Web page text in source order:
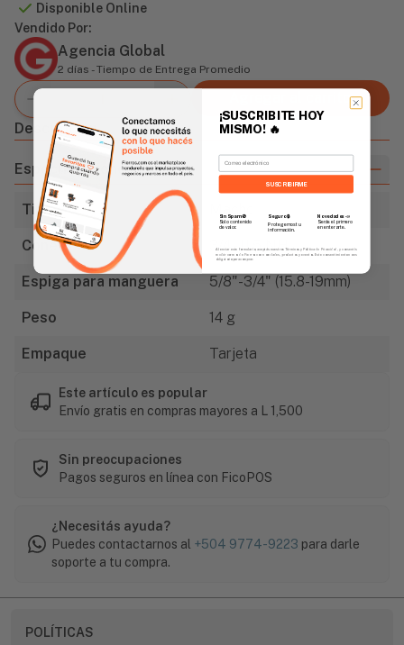
Disponible Online
Vendido Por:
Agencia Global
2 días - Tiempo de Entrega Promedio
Agregar al carrito
Descripción
Especificaciones
Tipo
Conexión 3/4 - 11.5 NH
Espiga para manguera 5/8"-3/4" (15.8-19mm)
Peso 14 g
Empaque Tarjeta
Este artículo es popular
Envío gratis en compras mayores a L 1,500
Sin preocupaciones
Pagos seguros en línea con FicoPOS
¿Necesitás ayuda?
Puedes contactarnos al +504 9774-9223 para darle
soporte a tu compra.
POLÍTICAS
¡SUSCRIBITE HOY
MISMO! 🔥
Email
SUSCRIBIRME
Sin Spam 🚫
Solo contenido
de valor.
Seguro 🔒
Protegemos tu
información.
Novedades📣
Serás el primero
en enterarte.
Al enviar este formulario, aceptás nuestros Términos y Política de Privacidad, y consentís
recibir correos de Fierros con novedades, productos y eventos. Este consentimiento no es
obligatorio para comprar.